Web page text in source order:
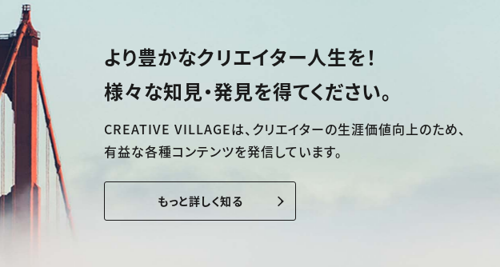
より豊かなクリエイター人生を！
様々な知見・発見を得てください。
CREATIVE VILLAGEは、 クリエイターの生涯価値向上のため、
有益な各種コンテンツを発信しています。
もっと詳しく知る